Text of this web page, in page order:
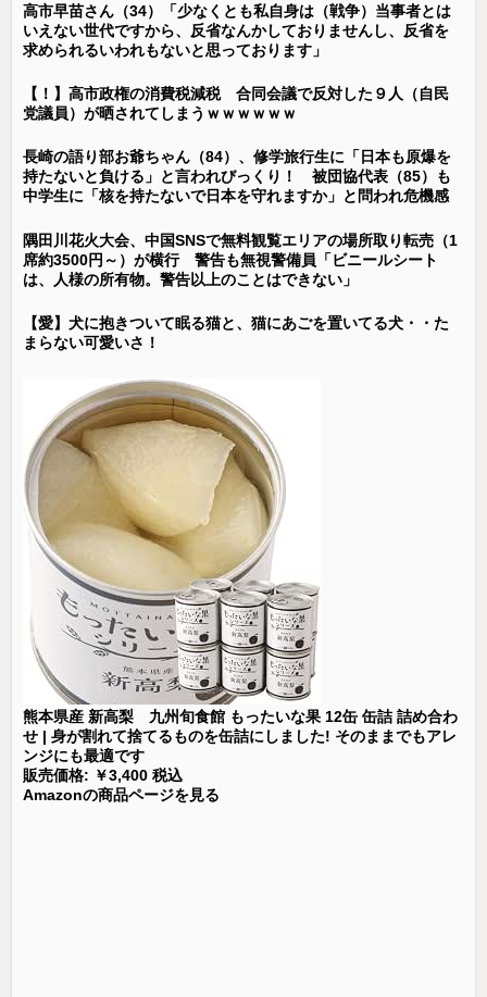
高市早苗さん（34）「少なくとも私自身は（戦争）当事者とは
いえない世代ですから、反省なんかしておりませんし、反省を
求められるいわれもないと思っております」
【！】高市政権の消費税減税 合同会議で反対した９人（自民
党議員）が晒されてしまうｗｗｗｗｗｗ
長崎の語り部お爺ちゃん（84）、修学旅行生に「日本も原爆を
持たないと負ける」と言われびっくり！ 被団協代表（85）も
中学生に「核を持たないで日本を守れますか」と問われ危機感
隅田川花火大会、中国SNSで無料観覧エリアの場所取り転売（1
席約3500円～）が横行 警告も無視警備員「ビニールシート
は、人様の所有物。警告以上のことはできない」
【愛】犬に抱きついて眠る猫と、猫にあごを置いてる犬・・た
まらない可愛いさ！
熊本県産 新高梨 九州旬食館 もったいな果 12缶 缶詰 詰め合わ
せ | 身が割れて捨てるものを缶詰にしました! そのままでもアレ
ンジにも最適です
販売価格: ￥3,400 税込
Amazonの商品ページを見る